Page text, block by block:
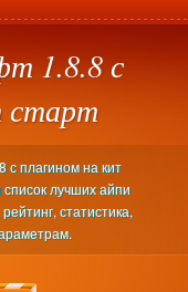
1.8.8 с
старт
с плагином на кит
список лучших айпи
статистика,